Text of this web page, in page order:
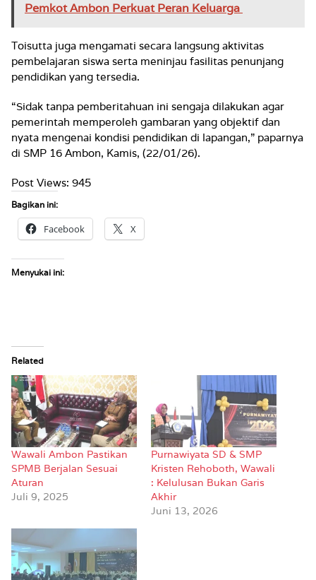
Pemkot Ambon Perkuat Peran Keluarga
Toisutta juga mengamati secara langsung aktivitas
pembelajaran siswa serta meninjau fasilitas penunjang
pendidikan yang tersedia.
“Sidak tanpa pemberitahuan ini sengaja dilakukan agar
pemerintah memperoleh gambaran yang objektif dan
nyata mengenai kondisi pendidikan di lapangan,” paparnya
di SMP 16 Ambon, Kamis, (22/01/26).
Post Views: 945
Bagikan ini:
Facebook X
Menyukai ini:
Related
Wawali Ambon Pastikan
SPMB Berjalan Sesuai
Aturan
Juli 9, 2025
Purnawiyata SD & SMP
Kristen Rehoboth, Wawali
: Kelulusan Bukan Garis
Akhir
Juni 13, 2026